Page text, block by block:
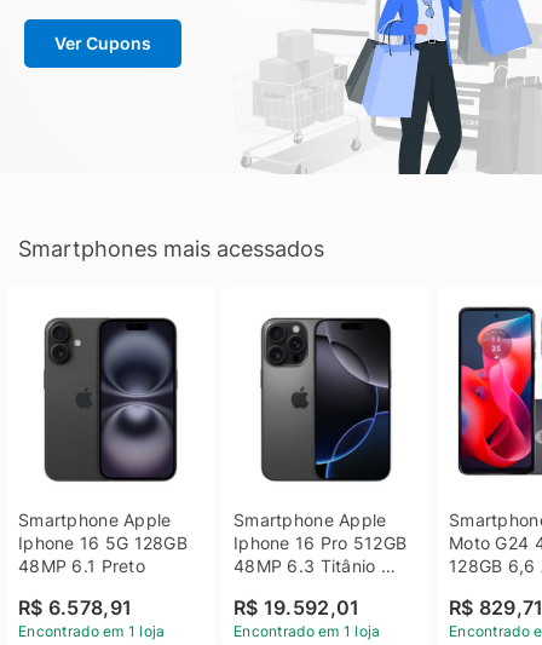
Ver Cupons
Smartphones mais acessados
Smartphone Apple
Iphone 16 5G 128GB
48MP 6.1 Preto
R$ 6.578,91
Encontrado em 1 loja
Smartphone Apple
Iphone 16 Pro 512GB
48MP 6.3 Titânio
R$ 19.592,01
Encontrado em 1 loja
Moto G24
128GB 6,6
R$
Encontrado